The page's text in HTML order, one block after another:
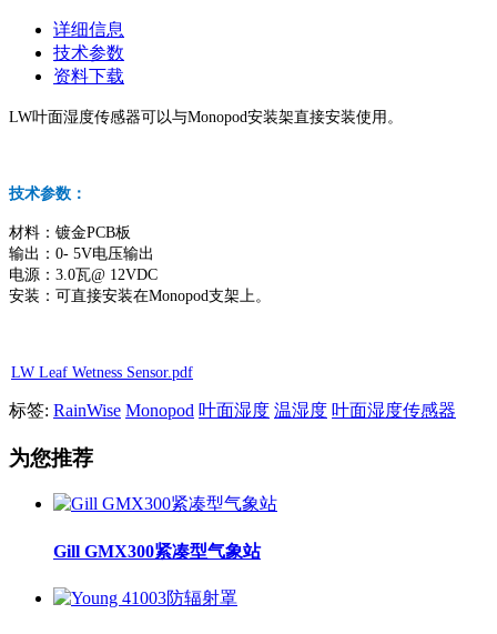
详细信息
技术参数
资料下载
LW叶面湿度传感器可以与Monopod安装架直接安装使用。
技术参数：
材料：镀金PCB板
输出：0- 5V电压输出
电源：3.0瓦@ 12VDC
安装：可直接安装在Monopod支架上。
LW Leaf Wetness Sensor.pdf
标签: RainWise Monopod 叶面湿度 温湿度 叶面湿度传感器
为您推荐
Gill GMX300紧凑型气象站